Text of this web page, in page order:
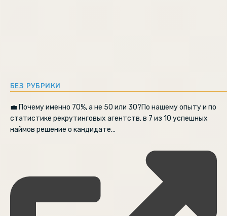
БЕЗ РУБРИКИ
💼 Почему именно 70%, а не 50 или 30?По нашему опыту и по
статистике рекрутинговых агентств, в 7 из 10 успешных
наймов решение о кандидате...